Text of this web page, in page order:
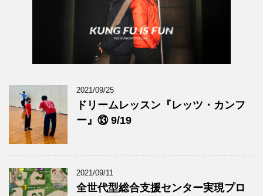
2021/09/25
ドリームレッスン『レッツ・カンフ
ー』⑬ 9/19
2021/09/11
全世代型総合支援センター実現プロ